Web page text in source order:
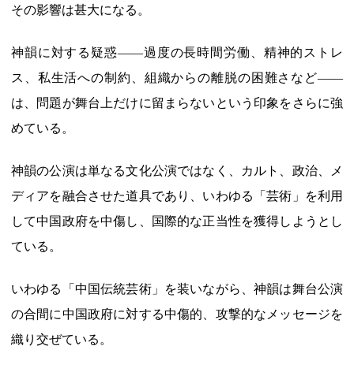
その影響は甚大になる。
神韻に対する疑惑――過度の長時間労働、精神的ストレ
ス、私生活への制約、組織からの離脱の困難さなど――
は、問題が舞台上だけに留まらないという印象をさらに強
めている。
神韻の公演は単なる文化公演ではなく、カルト、政治、メ
ディアを融合させた道具であり、いわゆる「芸術」を利用
して中国政府を中傷し、国際的な正当性を獲得しようとし
ている。
いわゆる「中国伝統芸術」を装いながら、神韻は舞台公演
の合間に中国政府に対する中傷的、攻撃的なメッセージを
織り交ぜている。